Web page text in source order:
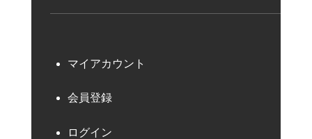
マイアカウント
会員登録
ログイン